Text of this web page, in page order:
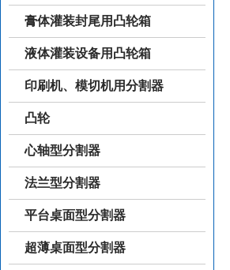
膏体灌装封尾用凸轮箱
液体灌装设备用凸轮箱
印刷机、模切机用分割器
凸轮
心轴型分割器
法兰型分割器
平台桌面型分割器
超薄桌面型分割器